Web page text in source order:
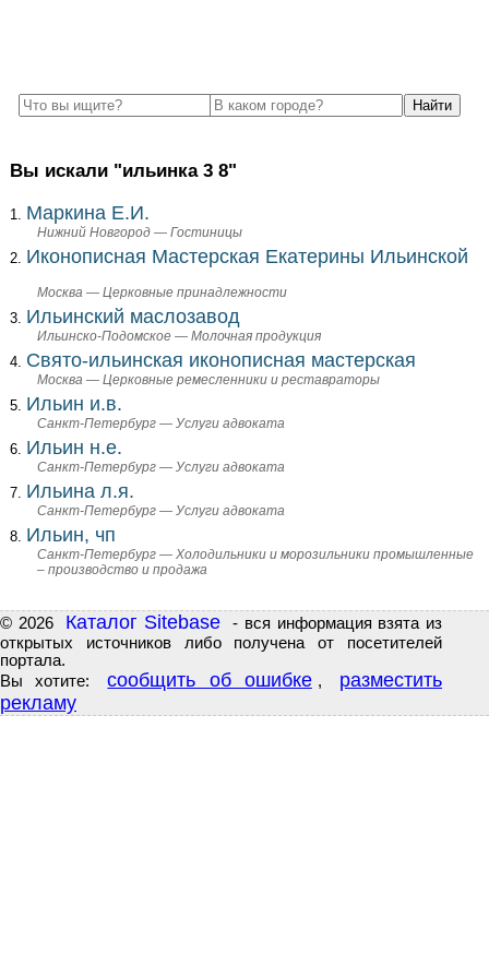
Вы искали "ильинка 3 8"
Маркина Е.И.
Нижний Новгород — Гостиницы
Иконописная Мастерская Екатерины Ильинской
Москва — Церковные принадлежности
Ильинский маслозавод
Ильинско-Подомское — Молочная продукция
Свято-ильинская иконописная мастерская
Москва — Церковные ремесленники и реставраторы
Ильин и.в.
Санкт-Петербург — Услуги адвоката
Ильин н.е.
Санкт-Петербург — Услуги адвоката
Ильина л.я.
Санкт-Петербург — Услуги адвоката
Ильин, чп
Санкт-Петербург — Холодильники и морозильники промышленные
– производство и продажа
© 2026 Каталог Sitebase
- вся информация взята из
открытых источников либо получена от посетителей
портала.
Вы хотите:
сообщить об ошибке ,
разместить
рекламу